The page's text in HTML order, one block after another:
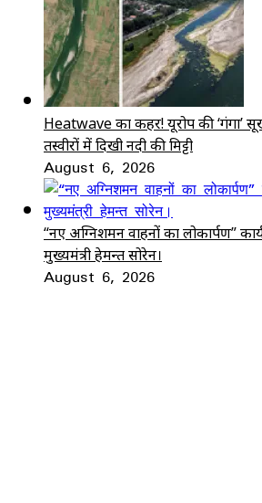
Heatwave का कहर! यूरोप की ‘गंगा’
तस्वीरों में दिखी नदी की मिट्टी
August 6, 2026
“नए अग्निशमन वाहनों का लोकार्पण”
मुख्यमंत्री हेमन्त सोरेन।
August 6, 2026